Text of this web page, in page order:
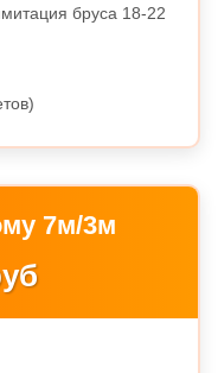
бруса 18-22
7м/3м